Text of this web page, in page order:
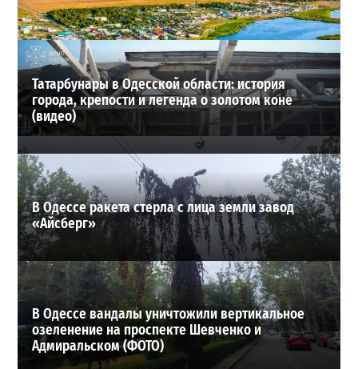
24-07-2026 в 14:29
ВИБОР РЕДАКЦИИ
Татарбунары в Одесской области: история
города, крепости и легенда о золотом коне
(видео)
В Одессе ракета стерла с лица земли завод
«Айсберг»
В Одессе вандалы уничтожили вертикальное
озеленение на проспекте Шевченко и
Адмиральском (ФОТО)